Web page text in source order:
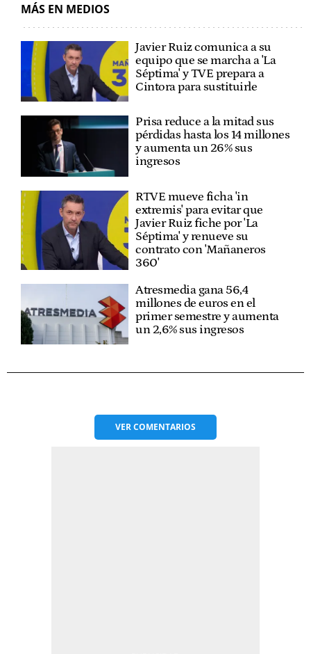
MÁS EN MEDIOS
Javier Ruiz comunica a su
equipo que se marcha a 'La
Séptima' y TVE prepara a
Cintora para sustituirle
Prisa reduce a la mitad sus
pérdidas hasta los 14 millones
y aumenta un 26% sus
ingresos
RTVE mueve ficha 'in
extremis' para evitar que
Javier Ruiz fiche por 'La
Séptima' y renueve su
contrato con 'Mañaneros
360'
Atresmedia gana 56,4
millones de euros en el
primer semestre y aumenta
un 2,6% sus ingresos
VERCOMENTARIOS